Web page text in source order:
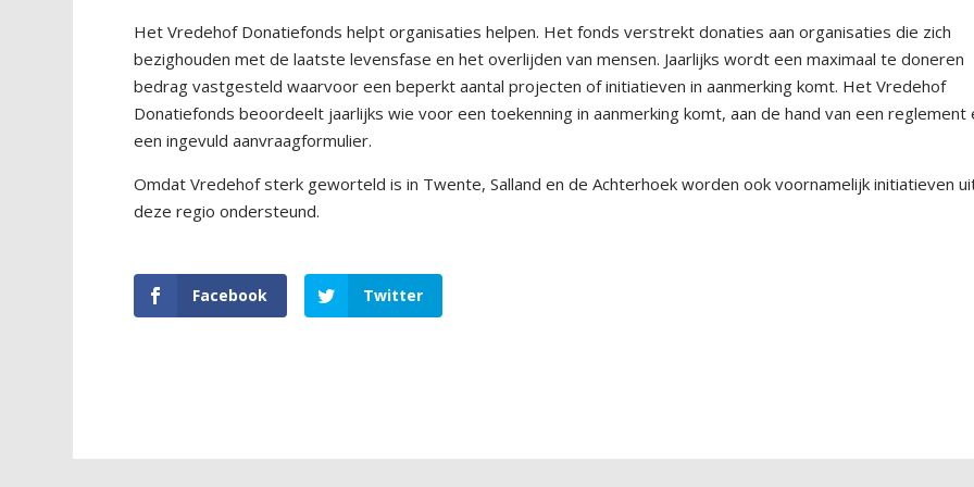
Het Vredehof Donatiefonds helpt organisaties helpen. Het fonds verstrekt donaties aan organisaties die zich
bezighouden met de laatste levensfase en het overlijden van mensen. Jaarlijks wordt een maximaal te doneren
bedrag vastgesteld waarvoor een beperkt aantal projecten of initiatieven in aanmerking komt. Het Vredehof
Donatiefonds beoordeelt jaarlijks wie voor een toekenning in aanmerking komt, aan de hand van een reglement
een ingevuld aanvraagformulier.
Omdat Vredehof sterk geworteld is in Twente, Salland en de Achterhoek worden ook voornamelijk initiatieven
deze regio ondersteund.
Facebook Twitter